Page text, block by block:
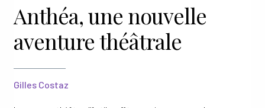
Anthéa, une nouvelle
aventure théâtrale
Gilles Costaz